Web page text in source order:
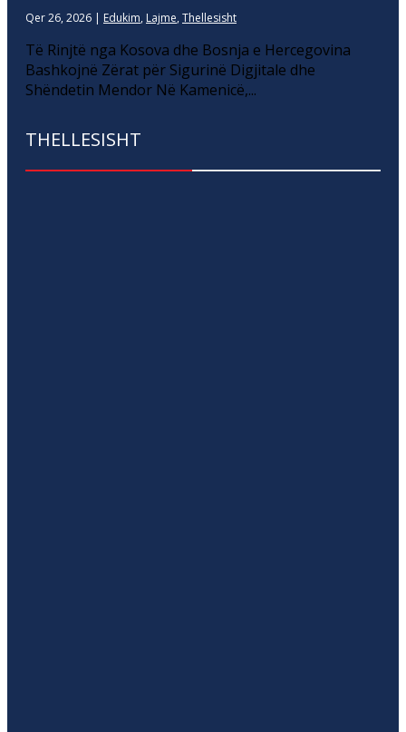
Qer 26, 2026 | Edukim, Lajme, Thellesisht
Të Rinjtë nga Kosova dhe Bosnja e Hercegovina
Bashkojnë Zërat për Sigurinë Digjitale dhe
Shëndetin Mendor Në Kamenicë,...
THELLESISHT